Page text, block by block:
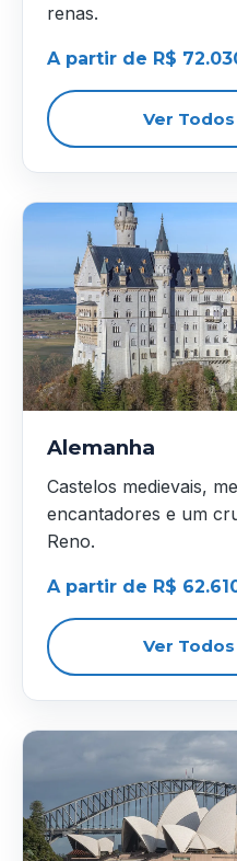
renas.
A partir de R$
Ver
Alemanha
Castelos medievais,
encantadores e um
Reno.
A partir de R$
Ver